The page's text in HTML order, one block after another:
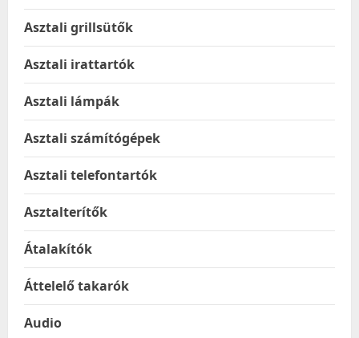
Asztali grillsütők
Asztali irattartók
Asztali lámpák
Asztali számítógépek
Asztali telefontartók
Asztalterítők
Átalakítók
Áttelelő takarók
Audio